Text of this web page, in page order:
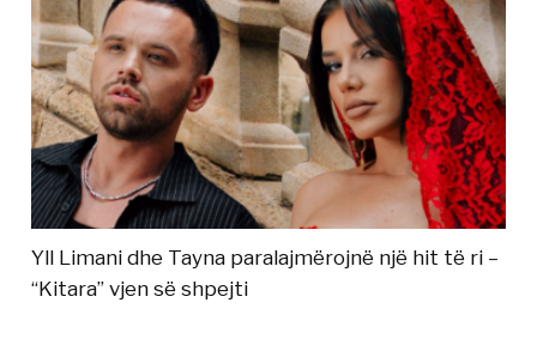
Yll Limani dhe Tayna paralajmërojnë një hit të ri –
“Kitara” vjen së shpejti